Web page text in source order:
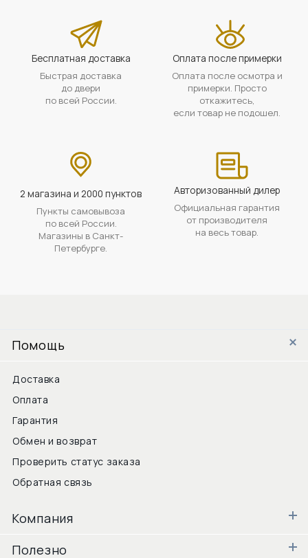
Бесплатная доставка
Быстрая доставка
до двери
по всей России.
Оплата после примерки
Оплата после осмотра и
примерки. Просто
откажитесь,
если товар не подошел.
2 магазина и 2000 пунктов
Пункты самовывоза
по всей России.
Магазины в Санкт-
Петербурге.
Авторизованный дилер
Официальная гарантия
от производителя
на весь товар.
Помощь
Доставка
Оплата
Гарантия
Обмен и возврат
Проверить статус заказа
Обратная связь
Компания
Полезно